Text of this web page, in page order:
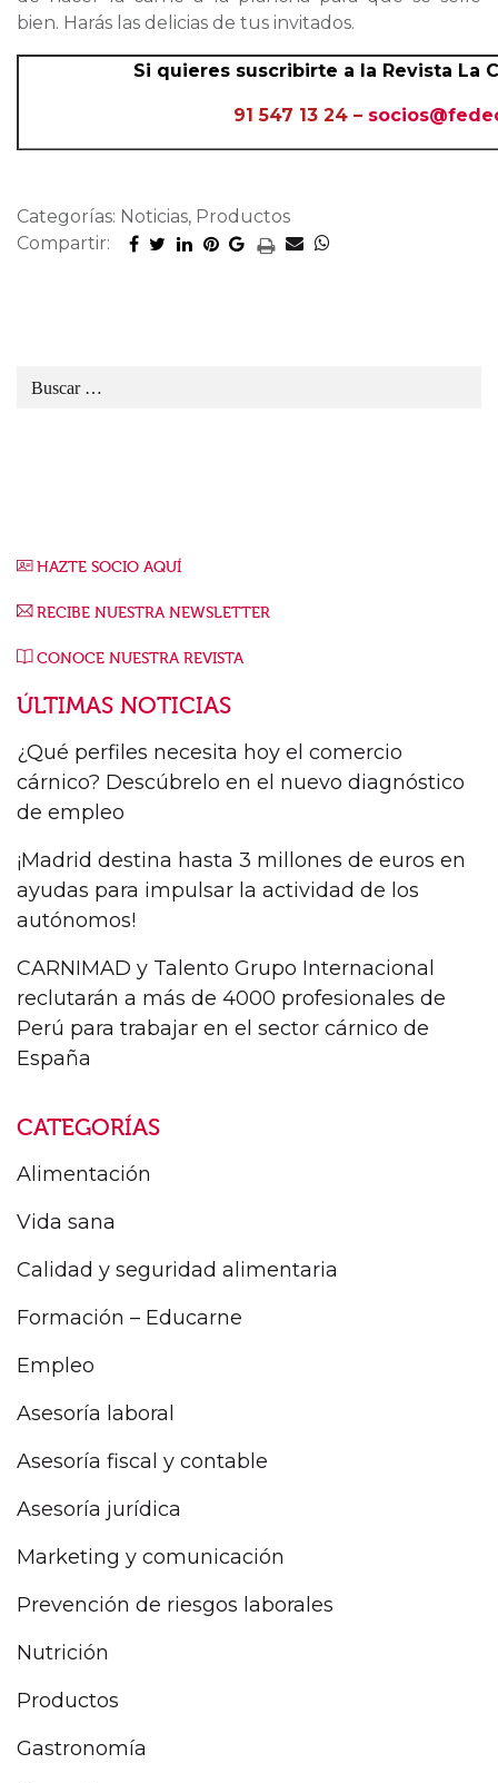
bien. Harás las delicias de tus invitados.
Si quieres suscribirte a la Revista La
91 547 13 24 –
Categorías: Noticias, Productos
Compartir:
HAZTE SOCIO AQUÍ
RECIBE NUESTRA NEWSLETTER
CONOCE NUESTRA REVISTA
ÚLTIMAS NOTICIAS
¿Qué perfiles necesita hoy el comercio
cárnico? Descúbrelo en el nuevo diagnóstico
de empleo
¡Madrid destina hasta 3 millones de euros en
ayudas para impulsar la actividad de los
autónomos!
CARNIMAD y Talento Grupo Internacional
reclutarán a más de 4000 profesionales de
Perú para trabajar en el sector cárnico de
España
CATEGORÍAS
Alimentación
Vida sana
Calidad y seguridad alimentaria
Formación – Educarne
Empleo
Asesoría laboral
Asesoría fiscal y contable
Asesoría jurídica
Marketing y comunicación
Prevención de riesgos laborales
Nutrición
Productos
Gastronomía